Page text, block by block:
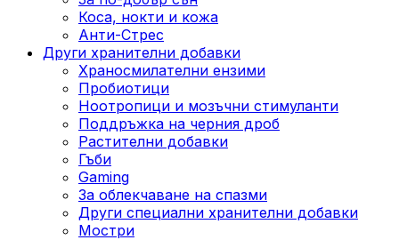
Коса, нокти и кожа
Анти-Стрес
Други хранителни добавки
Храносмилателни ензими
Пробиотици
Ноотропици и мозъчни стимуланти
Поддръжка на черния дроб
Растителни добавки
Гъби
Gaming
За облекчаване на спазми
Други специални хранителни добавки
Мостри